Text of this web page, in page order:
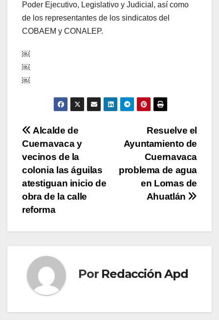
Poder Ejecutivo, Legislativo y Judicial, así como
de los representantes de los sindicatos del
COBAEM y CONALEP.
￼
￼
￼
Navegación
de
entradas
Resuelve el
Ayuntamiento de
Cuernavaca
problema de agua
en Lomas de
Ahuatlán
Alcalde de
Cuernavaca y
vecinos de la
colonia las águilas
atestiguan inicio de
obra de la calle
reforma
Por Redacción Apd